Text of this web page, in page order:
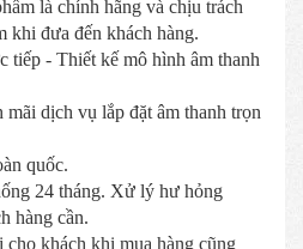
là chính hãng và chịu trách
khi đưa đến khách hàng.
tiếp - Thiết kế mô hình âm thanh
dịch vụ lắp đặt âm thanh trọn
quốc.
24 tháng. Xử lý hư hỏng
hàng cần.
cho khách khi mua hàng cũng